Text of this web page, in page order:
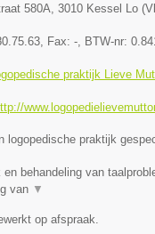
580A 3010 Kessel Lo (
, Fax: - , BTW-nr:
praktijk Lieve
logopedische praktijk
en behandeling van
van ▼
op afspraak.